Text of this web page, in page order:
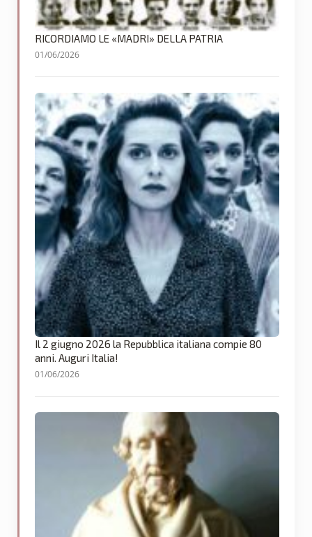
RICORDIAMO LE «MADRI» DELLA PATRIA
01/06/2026
Il 2 giugno 2026 la Repubblica italiana compie 80
anni. Auguri Italia!
01/06/2026